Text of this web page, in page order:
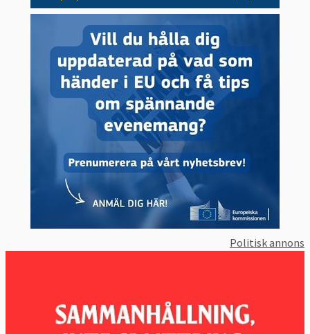
Politisk annons